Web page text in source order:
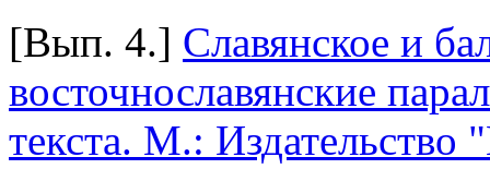
[Вып. 4.] Славянское и
восточнославянские
текста. М.: Издательство